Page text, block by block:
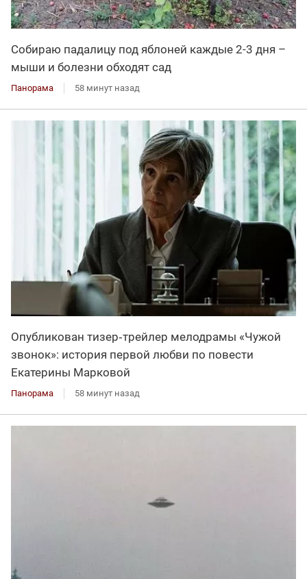
Собираю падалицу под яблоней каждые 2-3 дня –
мыши и болезни обходят сад
Панорама 58 минут назад
Опубликован тизер‑трейлер мелодрамы «Чужой
звонок»: история первой любви по повести
Екатерины Марковой
Панорама 58 минут назад